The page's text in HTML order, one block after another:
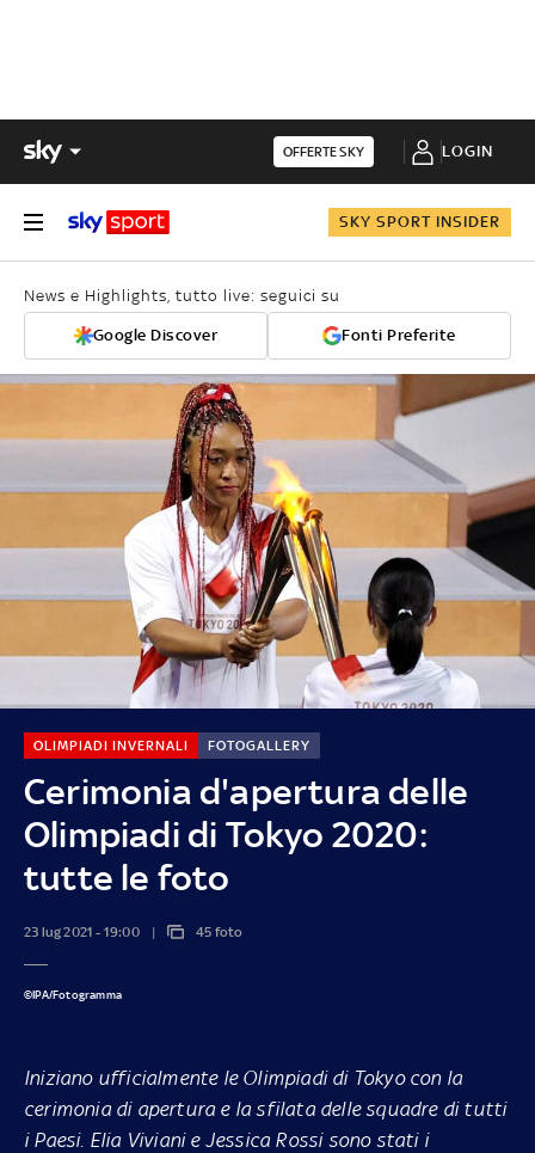
OFFERTE SKY LOGIN
SKY SPORT INSIDER
News e Highlights, tutto live: seguici su
Google Discover Fonti Preferite
Cerimonia d'apertura delle
Olimpiadi di Tokyo 2020:
tutte le foto
OLIMPIADI INVERNALI FOTOGALLERY
23 lug 2021 - 19:00 45 foto
©IPA/Fotogramma
Iniziano ufficialmente le Olimpiadi di Tokyo con la
cerimonia di apertura e la sfilata delle squadre di tutti
i Paesi. Elia Viviani e Jessica Rossi sono stati i